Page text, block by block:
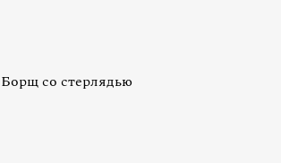
Борщ со стерлядью